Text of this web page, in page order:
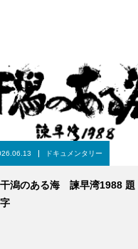
ドキュメンタリー
干潟のある海 諫早湾1988 題
字